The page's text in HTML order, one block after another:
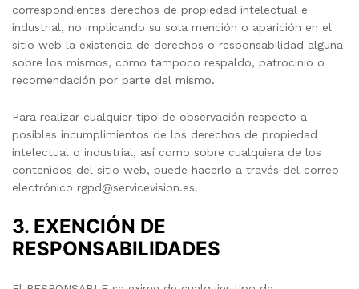
correspondientes derechos de propiedad intelectual e
industrial, no implicando su sola mención o aparición en el
sitio web la existencia de derechos o responsabilidad alguna
sobre los mismos, como tampoco respaldo, patrocinio o
recomendación por parte del mismo.
Para realizar cualquier tipo de observación respecto a
posibles incumplimientos de los derechos de propiedad
intelectual o industrial, así como sobre cualquiera de los
contenidos del sitio web, puede hacerlo a través del correo
electrónico rgpd@servicevision.es.
3. EXENCIÓN DE
RESPONSABILIDADES